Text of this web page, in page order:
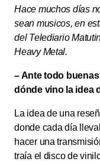
Hace muchos días
sean musicos, en
del Telediario
Heavy Metal.
– Ante todo
dónde vino la idea
La idea de una
donde cada día
hacer una
traía el disco de